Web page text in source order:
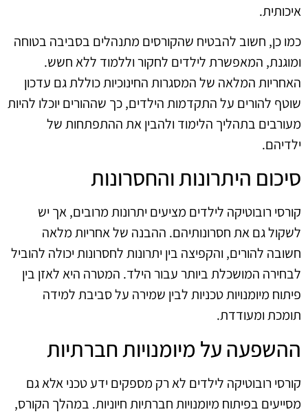
איכותית.
כמו כן, חשוב להבטיח שהקורסים מתנהלים בסביבה בטוחה
ומוגנת, המאפשרת לילדים לחקור וללמוד ללא חשש.
האחריות המלאה של המסגרות החינוכיות כוללת גם עדכון
שוטף להורים על התקדמות הילדים, כך שההורים יוכלו להיות
מעורבים בתהליך הלימוד ולהבין את ההתפתחות של
ילדיהם.
סיכום היתרונות והחסרונות
קורסי רובוטיקה לילדים מציעים יתרונות מרובים, אך יש
לשקול גם את חסרונותיהם. ההבנה של אחריות מלאה
חשובה להורים, והקפיצה בין יתרונות לחסרונות יכולה להוביל
לבחירה המושכלת ביותר עבור הילד. המטרה היא לאזן בין
פיתוח מיומנויות טכניות לבין שמירה על סביבת למידה
תומכת ומעודדת.
ההשפעה על מיומנויות חברתיות
קורסי רובוטיקה לילדים לא רק מספקים ידע טכני אלא גם
מסייעים בפיתוח מיומנויות חברתיות חיוניות. במהלך הקורס,